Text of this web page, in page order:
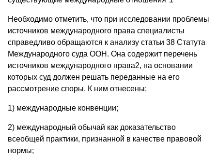
Необходимо отметить, что при исследовании проблемы
источников международного права специалисты
справедливо обращаются к анализу статьи 38 Статута
Международного суда ООН. Она содержит перечень
источников международного права2, на основании
которых суд должен решать переданные на его
рассмотрение споры. К ним отнесены:
1) международные конвенции;
2) международный обычай как доказательство
всеобщей практики, признанной в качестве правовой
нормы;